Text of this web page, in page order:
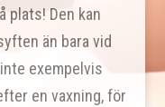
plats! Den kan
än bara vid
exempelvis
en vaxning, för